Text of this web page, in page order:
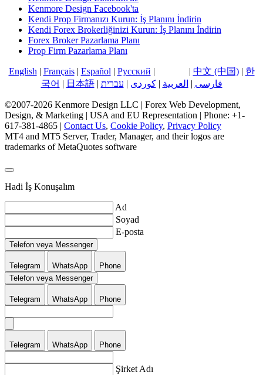
Kenmore Design Facebook'ta
Kendi Prop Firmanızı Kurun: İş Planını İndirin
Kendi Forex Brokerliğinizi Kurun: İş Planını İndirin
Forex Broker Pazarlama Planı
Prop Firm Pazarlama Planı
English | Français| Español | Русский | | 中文 (中国)| 한
국어 | 日本語| עברית | کوردی| العربية | فارسی
©2007-2026 Kenmore Design LLC | Forex Web Development,
Design, & Marketing | USA and EU Representation | Phone: +1-
617-381-4865 | Contact Us, Cookie Policy, Privacy Policy
MT4 and MT5 Server, Trader, Manager, and their logos are
trademarks of MetaQuotes software
Hadi İş Konuşalım
Ad
Soyad
E-posta
Telefon veya Messenger
Telegram WhatsApp
Phone
Telefon veya Messenger
Telegram WhatsApp Phone
Telegram WhatsApp Phone
Şirket Adı